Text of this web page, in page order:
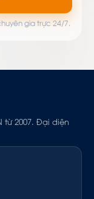
gia trực 24/7.
từ 2007. Đại diện